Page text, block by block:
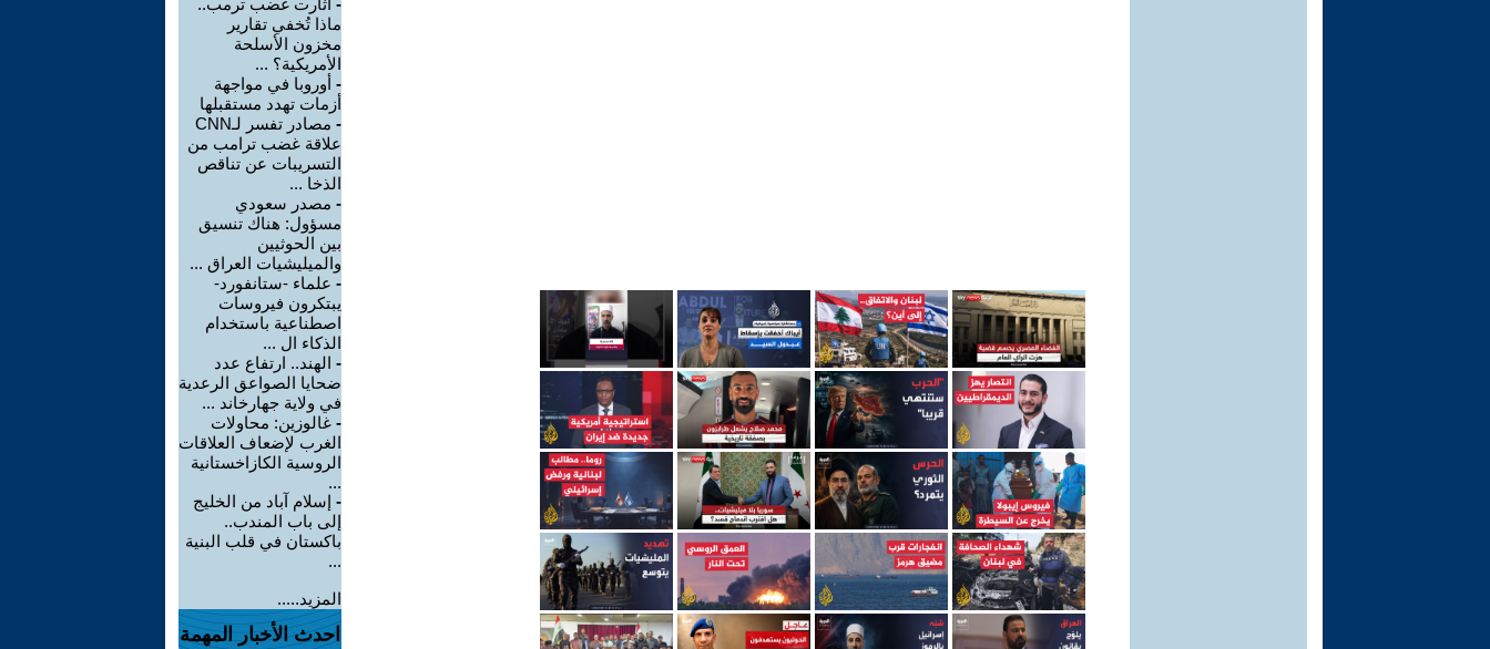
- أثارت غضب ترمب..
ماذا تُخفي تقارير
مخزون الأسلحة
الأمريكية؟ ...
- أوروبا في مواجهة
أزمات تهدد مستقبلها
-
مصادر تفسر لـCNN
علاقة غضب ترامب من
التسريبات عن تناقص
الذخا ...
- مصدر سعودي
مسؤول: هناك تنسيق
بين الحوثيين
والميليشيات العراق ...
- علماء -ستانفورد-
يبتكرون فيروسات
اصطناعية باستخدام
الذكاء ال ...
- الهند.. ارتفاع عدد
ضحايا الصواعق الرعدية
في ولاية جهارخاند ...
- غالوزين: محاولات
الغرب لإضعاف العلاقات
الروسية الكازاخستانية
...
- إسلام آباد من الخليج
إلى باب المندب..
باكستان في قلب البنية
...
المزيد.....
احدث الأخبار المهمة